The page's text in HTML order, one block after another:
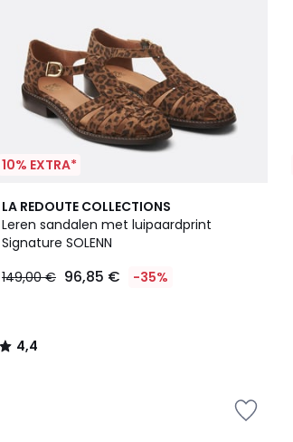
10% EXTRA*
LA REDOUTE COLLECTIONS
Leren sandalen met luipaardprint
Signature SOLENN
149,00 € 96,85 € -35%
4,4
/ 5
4,4
/